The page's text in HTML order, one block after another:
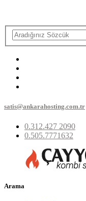
satis@ankarahosting.com.tr
0.312.427 2090
0.505.7771632
Arama